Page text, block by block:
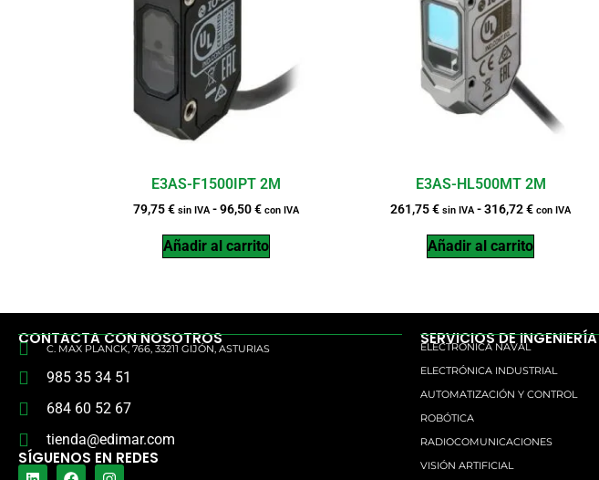
E3AS-F1500IPT 2M
79,75€ sin IVA -96,50€ con IVA
Añadir al carrito
E3AS-HL500MT 2M
261,75€ sin IVA -316,72€ con IVA
Añadir al carrito
CONTACTA CON NOSOTROS
C. MAX PLANCK, 766, 33211 GIJÓN, ASTURIAS
985 35 34 51
684 60 52 67
tienda@edimar.com
SÍGUENOS EN REDES
SERVICIOS DE INGENIERÍA
ELECTRÓNICA NAVAL
ELECTRÓNICA INDUSTRIAL
AUTOMATIZACIÓN Y CONTROL
ROBÓTICA
RADIOCOMUNICACIONES
VISIÓN ARTIFICIAL